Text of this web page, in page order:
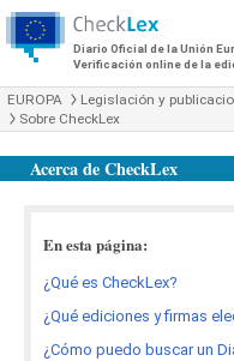
Diario Oficial de la Unión
Verificación online de la
EUROPA Legislación y
Sobre CheckLex
Acerca de CheckLex
En esta página:
¿Qué es CheckLex?
¿Qué ediciones y firmas
¿Cómo puedo buscar un